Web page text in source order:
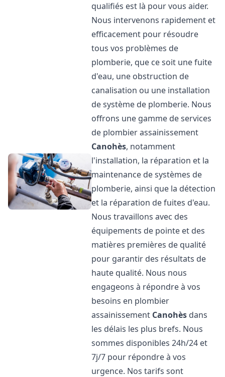
qualifiés est là pour vous aider.
Nous intervenons rapidement et
efficacement pour résoudre
tous vos problèmes de
plomberie, que ce soit une fuite
d'eau, une obstruction de
canalisation ou une installation
de système de plomberie. Nous
offrons une gamme de services
de plombier assainissement
Canohès, notamment
l'installation, la réparation et la
maintenance de systèmes de
plomberie, ainsi que la détection
et la réparation de fuites d'eau.
Nous travaillons avec des
équipements de pointe et des
matières premières de qualité
pour garantir des résultats de
haute qualité. Nous nous
engageons à répondre à vos
besoins en plombier
assainissement Canohès dans
les délais les plus brefs. Nous
sommes disponibles 24h/24 et
7j/7 pour répondre à vos
urgence. Nos tarifs sont